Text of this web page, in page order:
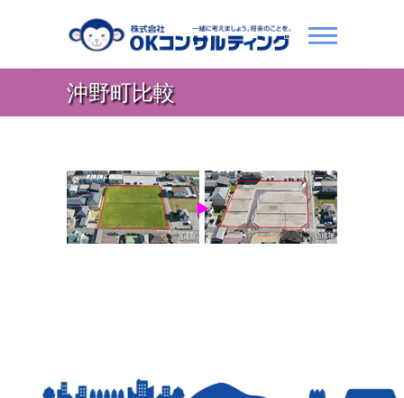
沖野町比較